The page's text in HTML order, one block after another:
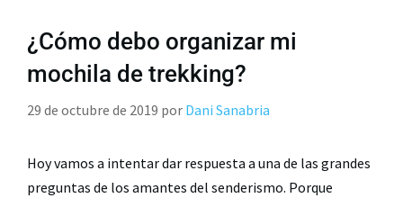
¿Cómo debo organizar mi
mochila de trekking?
29 de octubre de 2019 por Dani Sanabria
Hoy vamos a intentar dar respuesta a una de las grandes
preguntas de los amantes del senderismo. Porque